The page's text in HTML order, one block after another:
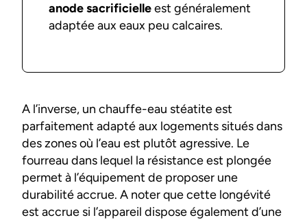
anode sacrificielleest généralement
adaptée aux eaux peu calcaires.
A l’inverse, un chauffe-eau stéatite est
parfaitement adapté aux logements situés dans
des zones où l’eau est plutôt agressive. Le
fourreau dans lequel la résistance est plongée
permet à l’équipement de proposer une
durabilité accrue. A noter que cette longévité
est accrue si l’appareil dispose également d’une